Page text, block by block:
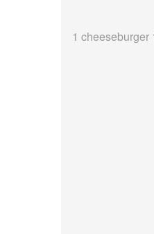
1 cheeseburger